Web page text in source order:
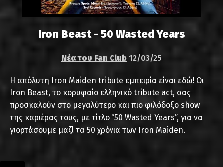
Iron Beast - 50 Wasted Years
Νέα του Fan Club 12/03/25
Η απόλυτη Iron Maiden tribute εμπειρία είναι εδώ! Οι
Iron Beast, το κορυφαίο ελληνικό tribute act, σας
προσκαλούν στο μεγαλύτερο και πιο φιλόδοξο show
της καριέρας τους, με τίτλο “50 Wasted Years”, για να
γιορτάσουμε μαζί τα 50 χρόνια των Iron Maiden.